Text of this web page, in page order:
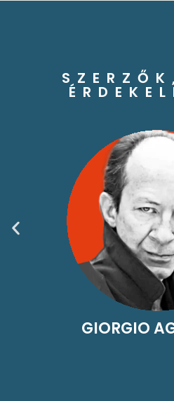
GIORGIO